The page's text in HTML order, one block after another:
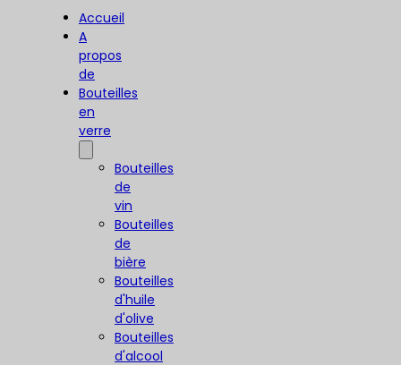
Accueil
A
propos
de
Bouteilles
en
verre
Bouteilles
de
vin
Bouteilles
de
bière
Bouteilles
d'huile
d'olive
Bouteilles
d'alcool